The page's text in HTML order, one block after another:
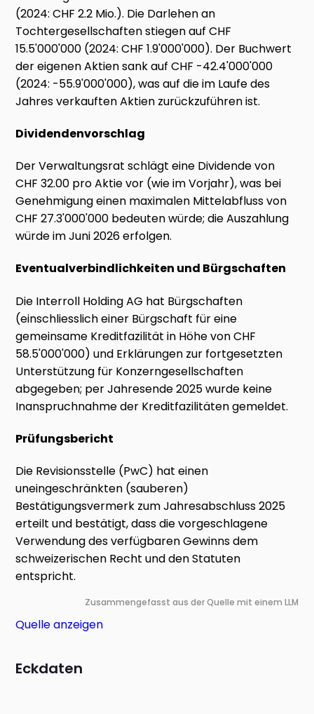
(2024: CHF 2.2 Mio.). Die Darlehen an
Tochtergesellschaften stiegen auf CHF
15.5'000'000 (2024: CHF 1.9'000'000). Der Buchwert
der eigenen Aktien sank auf CHF -42.4'000'000
(2024: -55.9'000'000), was auf die im Laufe des
Jahres verkauften Aktien zurückzuführen ist.
Dividendenvorschlag
Der Verwaltungsrat schlägt eine Dividende von
CHF 32.00 pro Aktie vor (wie im Vorjahr), was bei
Genehmigung einen maximalen Mittelabfluss von
CHF 27.3'000'000 bedeuten würde; die Auszahlung
würde im Juni 2026 erfolgen.
Eventualverbindlichkeiten und Bürgschaften
Die Interroll Holding AG hat Bürgschaften
(einschliesslich einer Bürgschaft für eine
gemeinsame Kreditfazilität in Höhe von CHF
58.5'000'000) und Erklärungen zur fortgesetzten
Unterstützung für Konzerngesellschaften
abgegeben; per Jahresende 2025 wurde keine
Inanspruchnahme der Kreditfazilitäten gemeldet.
Prüfungsbericht
Die Revisionsstelle (PwC) hat einen
uneingeschränkten (sauberen)
Bestätigungsvermerk zum Jahresabschluss 2025
erteilt und bestätigt, dass die vorgeschlagene
Verwendung des verfügbaren Gewinns dem
schweizerischen Recht und den Statuten
entspricht.
Zusammengefasst aus der Quelle mit einem LLM
Quelle anzeigen
Eckdaten